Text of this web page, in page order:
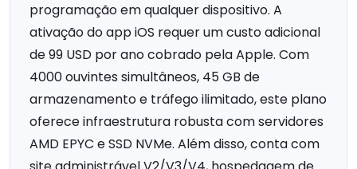
programação em qualquer dispositivo. A
ativação do app iOS requer um custo adicional
de 99 USD por ano cobrado pela Apple. Com
4000 ouvintes simultâneos, 45 GB de
armazenamento e tráfego ilimitado, este plano
oferece infraestrutura robusta com servidores
AMD EPYC e SSD NVMe. Além disso, conta com